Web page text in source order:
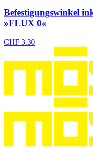
Befestigungswinkel
»FLUX 0«
CHF 3.30